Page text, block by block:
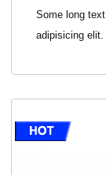
Some long
adipisicing elit.